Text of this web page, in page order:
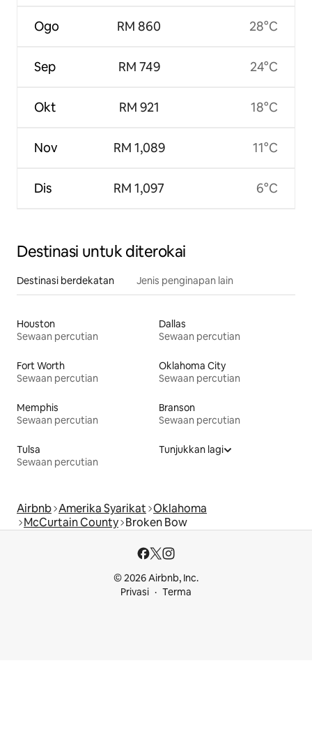
Ogo
Sep
Okt
Nov
Dis
RM 860
RM 749
RM 921
RM 1,089
RM 1,097
28°C
24°C
18°C
11°C
6°C
Destinasi untuk diterokai
Destinasi berdekatan Jenis penginapan lain
Houston
Sewaan percutian
Dallas
Sewaan percutian
Fort Worth
Sewaan percutian
Oklahoma City
Sewaan percutian
Memphis
Sewaan percutian
Branson
Sewaan percutian
Tulsa
Sewaan percutian
Tunjukkan lagi
Airbnb Amerika Syarikat Oklahoma
McCurtain County Broken Bow
© 2026 Airbnb, Inc.
Privasi
Terma